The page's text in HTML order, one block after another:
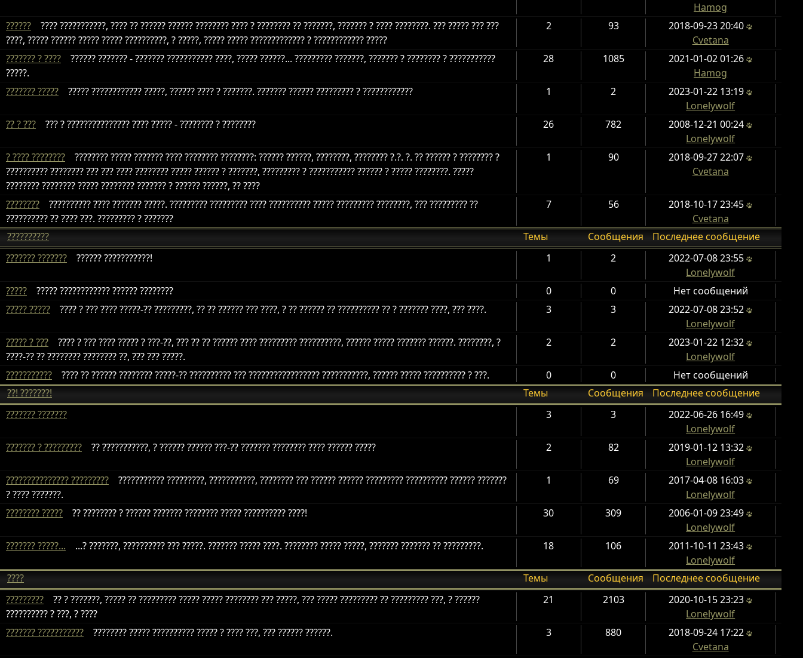
Hamog
??????
???? ???????????, ???? ?? ?????? ?????? ???????? ???? ? ???????? ?? ???????, ??????? ? ???? ????????. ??? ????? ??? ???
????, ????? ?????? ????? ????? ??????????, ? ?????, ????? ????? ????????????? ? ???????????? ?????
2 93
2018-09-23 20:40
Cvetana
??????? ? ????
?????? ??????? - ??????? ??????????? ????, ????? ??????... ????????? ???????, ??????? ? ???????? ? ???????????
?????.
28 1085
2021-01-02 01:26
Hamog
??????? ?????
????? ???????????? ?????, ?????? ???? ? ???????. ??????? ?????? ????????? ? ???????????? 1 2
2023-01-22 13:19
Lonelywolf
?? ? ???
??? ? ??????????????? ???? ????? - ???????? ? ???????? 26 782
2008-12-21 00:24
Lonelywolf
? ???? ????????
???????? ????? ??????? ???? ???????? ????????: ?????? ??????, ????????, ???????? ?.?. ?. ?? ?????? ? ???????? ?
?????????? ???????? ??? ??? ???? ???????? ????? ?????? ? ???????, ????????? ? ??????????? ?????? ? ????? ????????. ?????
???????? ???????? ????? ???????? ??????? ? ?????? ??????, ?? ????
1 90
2018-09-27 22:07
Cvetana
????????
?????????? ???? ??????? ?????. ????????? ????????? ???? ?????????? ????? ????????? ????????, ??? ????????? ??
?????????? ?? ???? ???. ????????? ? ???????
7 56
2018-10-17 23:45
Cvetana
??????????
Темы Сообщения
Последнее сообщение
??????? ???????
?????? ???????????! 1 2
2022-07-08 23:55
Lonelywolf
?????
????? ???????????? ?????? ???????? 0 0
Нет сообщений
????? ?????
???? ? ??? ???? ?????-?? ?????????, ?? ?? ?????? ??? ????, ? ?? ?????? ?? ?????????? ?? ? ??????? ????, ??? ????. 3 3
2022-07-08 23:52
Lonelywolf
????? ? ???
???? ? ??? ???? ????? ? ???-??, ??? ?? ?? ?????? ???? ????????? ??????????, ?????? ????? ??????? ??????. ????????, ?
????-?? ?? ???????? ???????? ??, ??? ??? ?????.
2 2
2023-01-22 12:32
Lonelywolf
???????????
???? ?? ?????? ???????? ?????-?? ?????????? ??? ????????????????? ???????????, ?????? ????? ?????????? ? ???. 0 0
Нет сообщений
??! ???????!
Темы Сообщения
Последнее сообщение
??????? ???????
3 3
2022-06-26 16:49
Lonelywolf
??????? ? ?????????
?? ???????????, ? ?????? ?????? ???-?? ??????? ???????? ???? ?????? ????? 2 82
2019-01-12 13:32
Lonelywolf
??????????????? ?????????
??????????? ?????????, ???????????, ???????? ??? ?????? ?????? ????????? ?????????? ?????? ???????
? ???? ???????.
1 69
2017-04-08 16:03
Lonelywolf
???????? ?????
?? ???????? ? ?????? ??????? ???????? ????? ?????????? ????! 30 309
2006-01-09 23:49
Lonelywolf
??????? ?????...
...? ???????, ?????????? ??? ?????. ??????? ????? ????. ???????? ????? ?????, ??????? ??????? ?? ?????????. 18 106
2011-10-11 23:43
Lonelywolf
????
Темы Сообщения
Последнее сообщение
?????????
?? ? ???????, ????? ?? ????????? ????? ????? ???????? ??? ?????, ??? ????? ????????? ?? ????????? ???, ? ??????
?????????? ? ???, ? ????
21 2103
2020-10-15 23:23
Lonelywolf
??????? ???????????
???????? ????? ?????????? ????? ? ???? ???, ??? ?????? ??????. 3 880
2018-09-24 17:22
Cvetana